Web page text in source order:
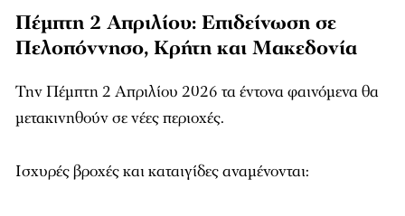
Πέμπτη 2 Απριλίου: Επιδείνωση σε
Πελοπόννησο, Κρήτη και Μακεδονία
Την Πέμπτη 2 Απριλίου 2026 τα έντονα φαινόμενα θα
μετακινηθούν σε νέες περιοχές.
Ισχυρές βροχές και καταιγίδες αναμένονται: